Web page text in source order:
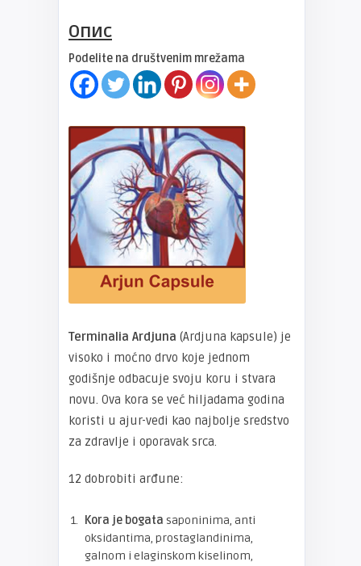
Опис
Podelite na društvenim mrežama
Terminalia Ardjuna (Ardjuna kapsule) je
visoko i moćno drvo koje jednom
godišnje odbacuje svoju koru i stvara
novu. Ova kora se već hiljadama godina
koristi u ajur-vedi kao najbolje sredstvo
za zdravlje i oporavak srca.
12 dobrobiti arđune:
Kora je bogata saponinima, anti
oksidantima, prostaglandinima,
galnom i elaginskom kiselinom,